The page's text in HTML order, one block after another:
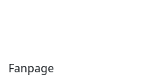
Fanpage